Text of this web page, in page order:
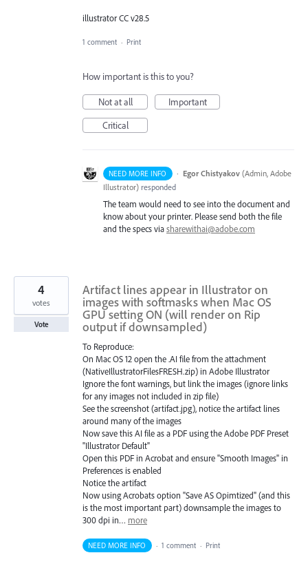
illustrator CC v28.5
1 comment · Print
How important is this to you?
Not at all
Important
Critical
NEED MORE INFO · Egor Chistyakov (Admin, Adobe
Illustrator) responded
The team would need to see into the document and
know about your printer. Please send both the file
and the specs viasharewithai@adobe.com
Artifact lines appear in Illustrator on
images with softmasks when Mac OS
GPU setting ON (will render on Rip
output if downsampled)
To Reproduce:
On Mac OS 12 open the .AI file from the attachment
(NativeIllustratorFilesFRESH.zip) in Adobe Illustrator
Ignore the font warnings, but link the images (ignore links
for any images not included in zip file)
See the screenshot (artifact.jpg), notice the artifact lines
around many of the images
Now save this AI file as a PDF using the Adobe PDF Preset
"Illustrator Default"
Open this PDF in Acrobat and ensure "Smooth Images" in
Preferences is enabled
Notice the artifact
Now using Acrobats option "Save AS Opimtized" (and this
is the most important part) downsample the images to
300 dpi in… more
4
votes
Vote
NEED MORE INFO · 1 comment · Print